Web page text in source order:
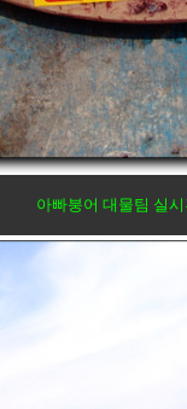
아빠붕어 대물팀 실